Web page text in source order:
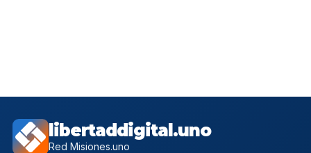
libertaddigital.uno
Red Misiones.uno